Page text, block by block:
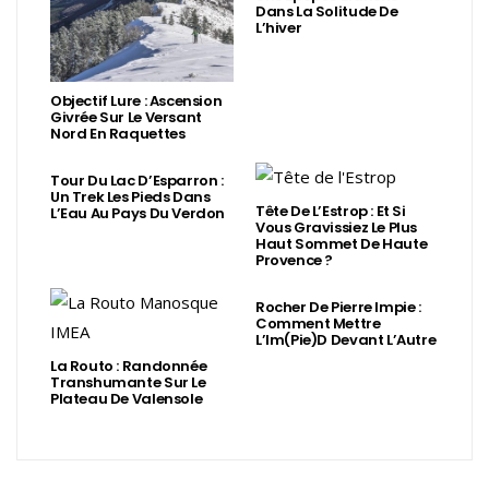
Objectif Lure : Ascension
Givrée Sur Le Versant
Nord En Raquettes
Dans La Solitude De
L’hiver
Tour Du Lac D’Esparron :
Un Trek Les Pieds Dans
L’Eau Au Pays Du Verdon Tête De L’Estrop : Et Si
Vous Gravissiez Le Plus
Haut Sommet De Haute
Provence ?
La Routo : Randonnée
Transhumante Sur Le
Plateau De Valensole
Rocher De Pierre Impie :
Comment Mettre
L’Im(Pie)d Devant L’Autre